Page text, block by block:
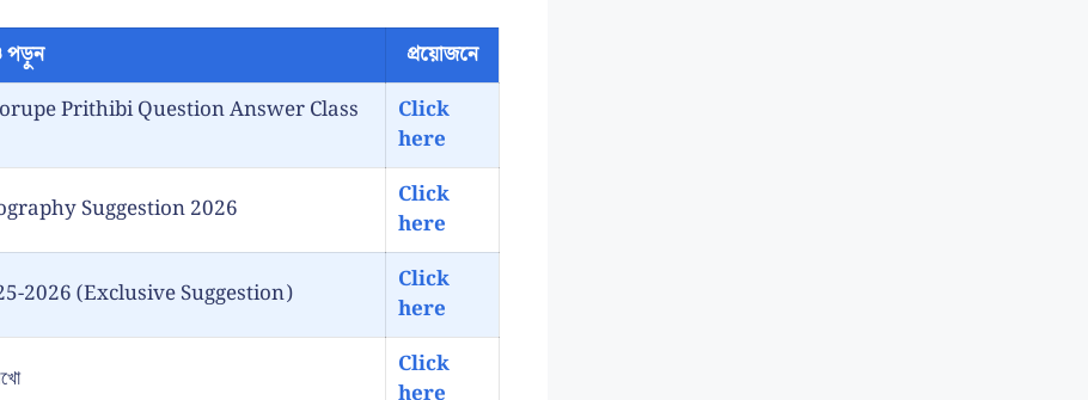
প্রয়োজনে
Prithibi Question Answer Class
Click
here
Suggestion 2026
Click
here
2026 (Exclusive Suggestion)
Click
here
Click